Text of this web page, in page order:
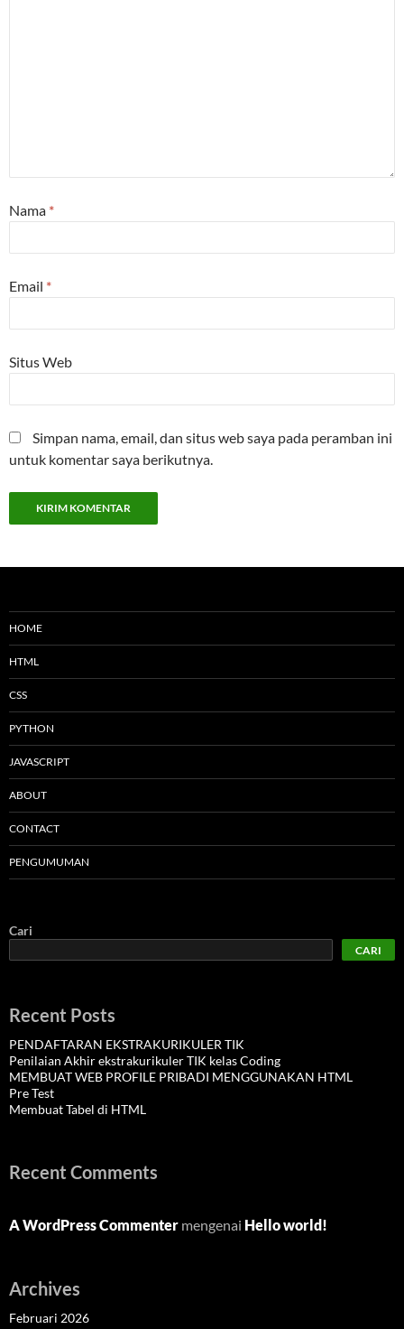
Nama *
Email *
Situs Web
Simpan nama, email, dan situs web saya pada peramban ini
untuk komentar saya berikutnya.
HOME
HTML
CSS
PYTHON
JAVASCRIPT
ABOUT
CONTACT
PENGUMUMAN
Cari
CARI
Recent Posts
PENDAFTARAN EKSTRAKURIKULER TIK
Penilaian Akhir ekstrakurikuler TIK kelas Coding
MEMBUAT WEB PROFILE PRIBADI MENGGUNAKAN HTML
Pre Test
Membuat Tabel di HTML
Recent Comments
A WordPress Commenter mengenai Hello world!
Archives
Februari 2026